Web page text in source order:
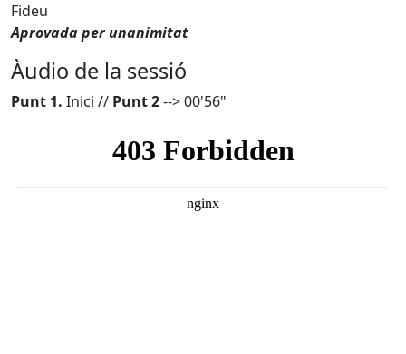
Fideu
Aprovada per unanimitat
Àudio de la sessió
Punt 1. Inici // Punt 2--> 00'56"